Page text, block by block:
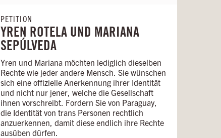
YREN ROTELA UND MARIANA
SEPÚLVEDA
PETITION
Yren und Mariana möchten lediglich dieselben
Rechte wie jeder andere Mensch. Sie wünschen
sich eine offizielle Anerkennung ihrer Identität
und nicht nur jener, welche die Gesellschaft
ihnen vorschreibt. Fordern Sie von Paraguay,
die Identität von trans Personen rechtlich
anzuerkennen, damit diese endlich ihre Rechte
ausüben dürfen.